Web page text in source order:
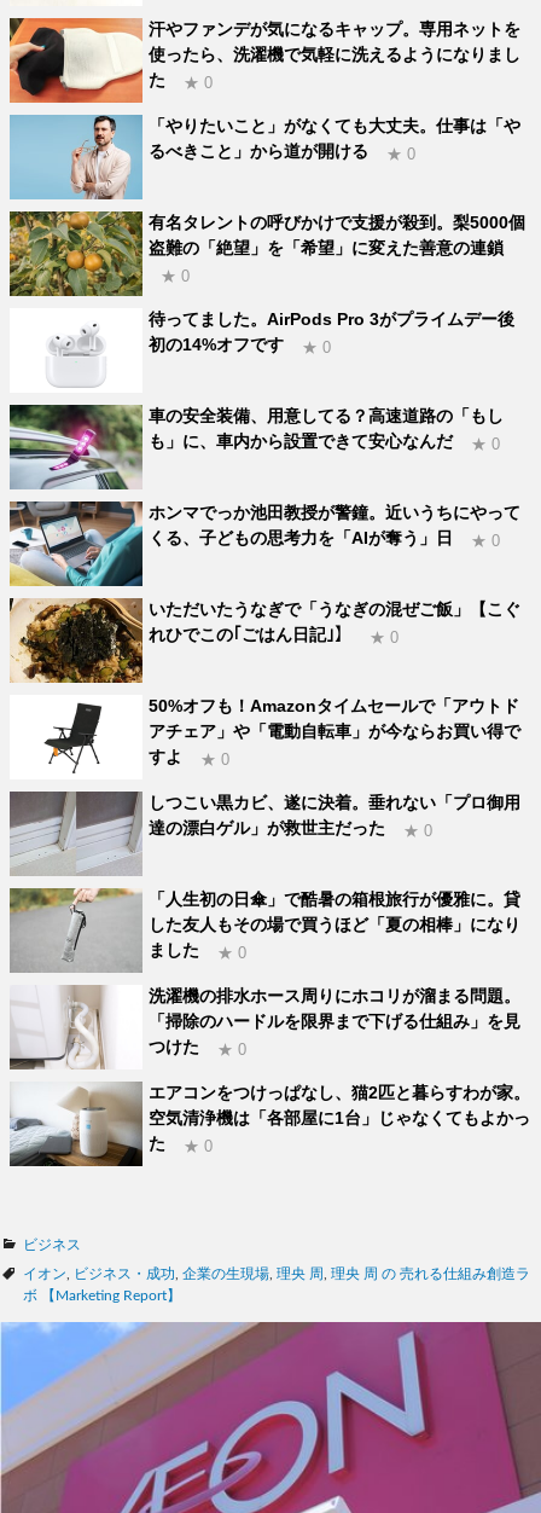
汗やファンデが気になるキャップ。専用ネットを
使ったら、洗濯機で気軽に洗えるようになりまし
た
★ 0
「やりたいこと」がなくても大丈夫。仕事は「や
るべきこと」から道が開ける
★ 0
有名タレントの呼びかけで支援が殺到。梨5000個
盗難の「絶望」を「希望」に変えた善意の連鎖
★ 0
待ってました。AirPods Pro 3がプライムデー後
初の14%オフです
★ 0
車の安全装備、用意してる？高速道路の「もし
も」に、車内から設置できて安心なんだ
★ 0
ホンマでっか池田教授が警鐘。近いうちにやって
くる、子どもの思考力を「AIが奪う」日
★ 0
いただいたうなぎで「うなぎの混ぜご飯」【こぐ
れひでこの｢ごはん日記｣】
★ 0
50%オフも！Amazonタイムセールで「アウトド
アチェア」や「電動自転車」が今ならお買い得で
すよ
★ 0
しつこい黒カビ、遂に決着。垂れない「プロ御用
達の漂白ゲル」が救世主だった
★ 0
「人生初の日傘」で酷暑の箱根旅行が優雅に。貸
した友人もその場で買うほど「夏の相棒」になり
ました
★ 0
洗濯機の排水ホース周りにホコリが溜まる問題。
「掃除のハードルを限界まで下げる仕組み」を見
つけた
★ 0
エアコンをつけっぱなし、猫2匹と暮らすわが家。
空気清浄機は「各部屋に1台」じゃなくてもよかっ
た
★ 0
カ
テ
ゴ
ビジネス
タ
グ
イオン ビジネス・成功 企業の生現場 理央 周
理央 周 の 売れる仕組み創造ラ
ボ 【Marketing Report】